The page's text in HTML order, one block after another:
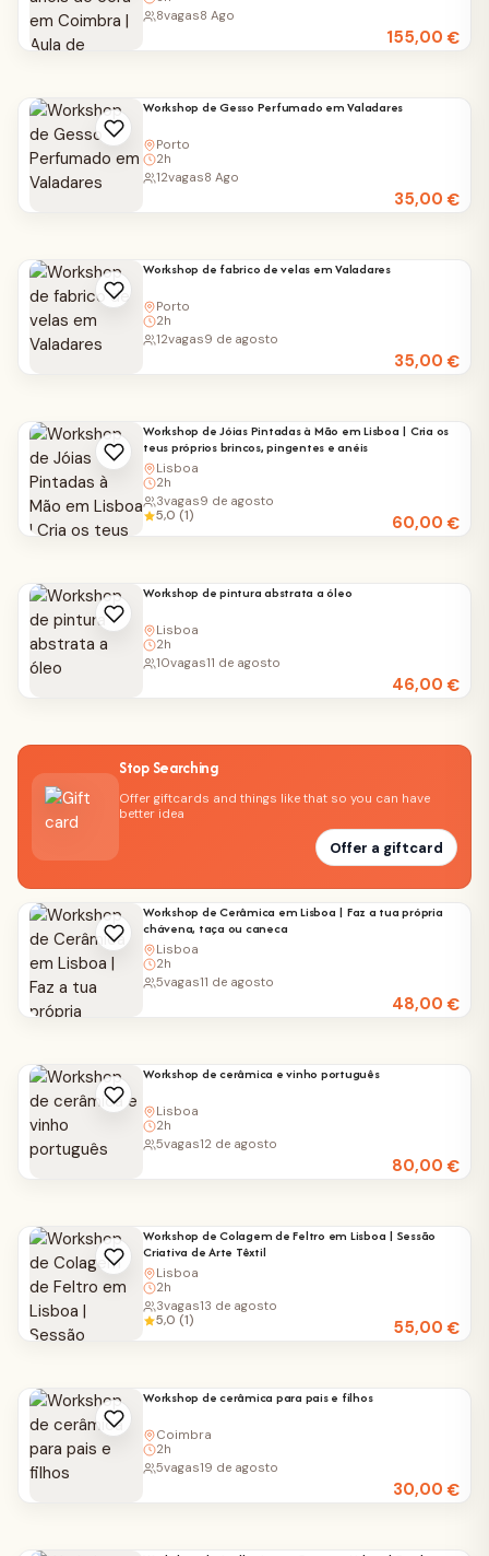
155,00€
8vagas8 Ago
Workshop de Gesso Perfumado em Valadares
Porto
2h
35,00€
12vagas8 Ago
Workshop de fabrico de velas em Valadares
Porto
2h
35,00€
12vagas9 de agosto
Workshop de Jóias Pintadas à Mão em Lisboa | Cria os
teus próprios brincos, pingentes e anéis
Lisboa
2h
60,00€
3vagas9 de agosto
5,0 (1)
Workshop de pintura abstrata a óleo
Lisboa
2h
46,00€
10vagas11 de agosto
Stop Searching
Offer giftcards and things like that so you can have
better idea
Offer a giftcard
Workshop de Cerâmica em Lisboa | Faz a tua própria
chávena, taça ou caneca
Lisboa
2h
48,00€
5vagas11 de agosto
Workshop de cerâmica e vinho português
Lisboa
2h
80,00€
5vagas12 de agosto
Workshop de Colagem de Feltro em Lisboa | Sessão
Criativa de Arte Têxtil
Lisboa
2h
55,00€
3vagas13 de agosto
5,0 (1)
Workshop de cerâmica para pais e filhos
Coimbra
2h
30,00€
5vagas19 de agosto